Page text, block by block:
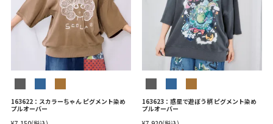
163622：スカラーちゃん ピグメント染め
プルオーバー
163623：惑星で遊ぼう柄 ピグメント染め
プルオーバー